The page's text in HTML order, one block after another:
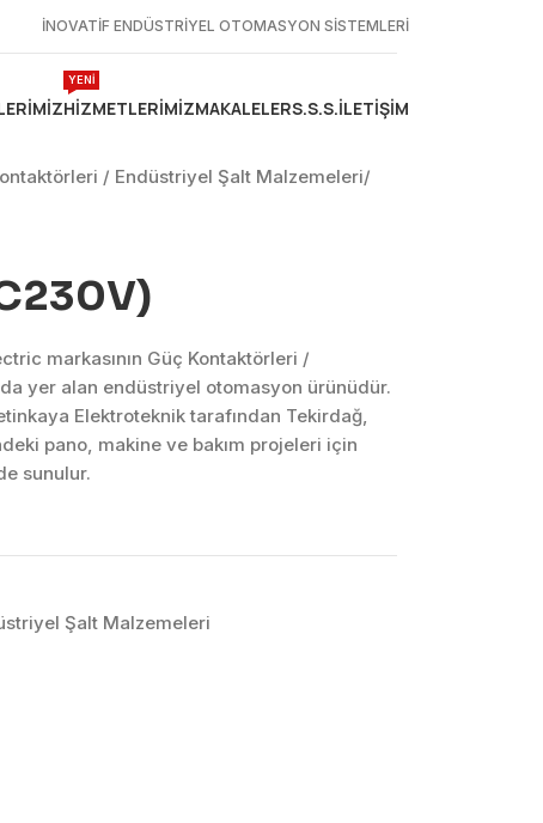
İNOVATİF ENDÜSTRİYEL OTOMASYON SİSTEMLERİ
HIZMETLERIMIZ
YENİ
MAKALELERS.S.S.İLETIŞIM
/ Endüstriyel Şalt Malzemeleri/
markasının Güç Kontaktörleri /
yer alan endüstriyel otomasyon ürünüdür.
Elektroteknik tarafından Tekirdağ,
pano, makine ve bakım projeleri için
sunulur.
Şalt Malzemeleri